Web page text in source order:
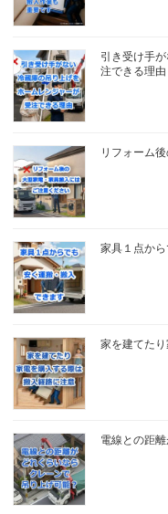
引き受け手
注できる理由
リフォーム
家具１点か
家を建てた
電線との距